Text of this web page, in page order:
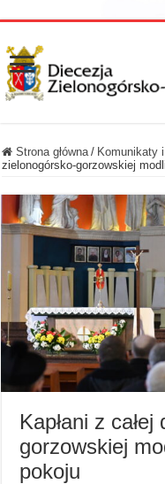
Strona główna / Komunikaty
zielonogórsko-gorzowskiej
Kapłani z
gorzowskiej
pokoju